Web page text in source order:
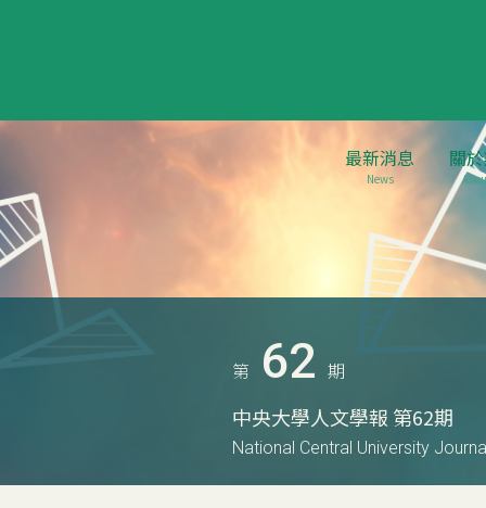
最新消息
News
關
第 62 期
中央大學人文學報 第62期
National Central University